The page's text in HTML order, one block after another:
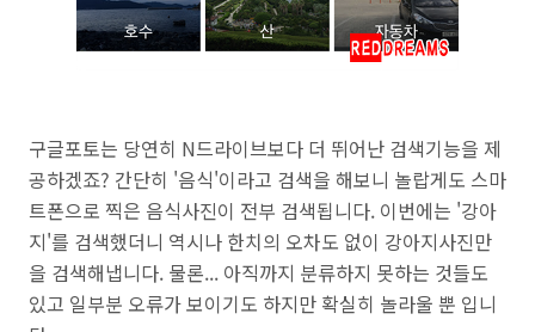
구글포토는 당연히 N드라이브보다 더 뛰어난 검색기능을 제
공하겠죠? 간단히 '음식'이라고 검색을 해보니 놀랍게도 스마
트폰으로 찍은 음식사진이 전부 검색됩니다. 이번에는 '강아
지'를 검색했더니 역시나 한치의 오차도 없이 강아지사진만
을 검색해냅니다. 물론... 아직까지 분류하지 못하는 것들도
있고 일부분 오류가 보이기도 하지만 확실히 놀라울 뿐 입니